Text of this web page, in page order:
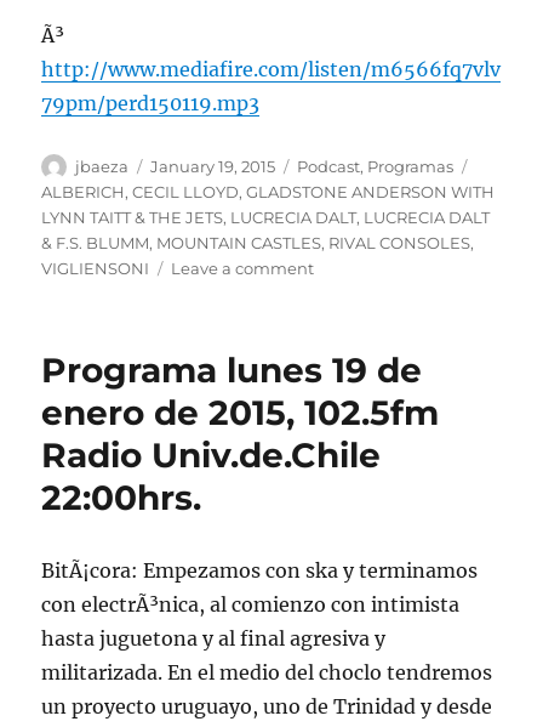
Ã³
http://www.mediafire.com/listen/m6566fq7vlv
79pm/perd150119.mp3
Author
jbaeza
Posted
on
January 19, 2015 Categories
Podcast, Programas
ALBERICH,CECIL LLOYD,GLADSTONE ANDERSON WITH
LYNN TAITT & THE JETS, LUCRECIA DALT, LUCRECIA DALT
& F.S. BLUMM, MOUNTAIN CASTLES, RIVAL CONSOLES,
VIGLIENSONI
Leave a commenton
de
de
2015
Programa lunes 19 de
enero de 2015, 102.5fm
Radio Univ.de.Chile
22:00hrs.
BitÃ¡cora: Empezamos con ska y terminamos
con electrÃ³nica, al comienzo con intimista
hasta juguetona y al final agresiva y
militarizada. En el medio del choclo tendremos
un proyecto uruguayo, uno de Trinidad y desde